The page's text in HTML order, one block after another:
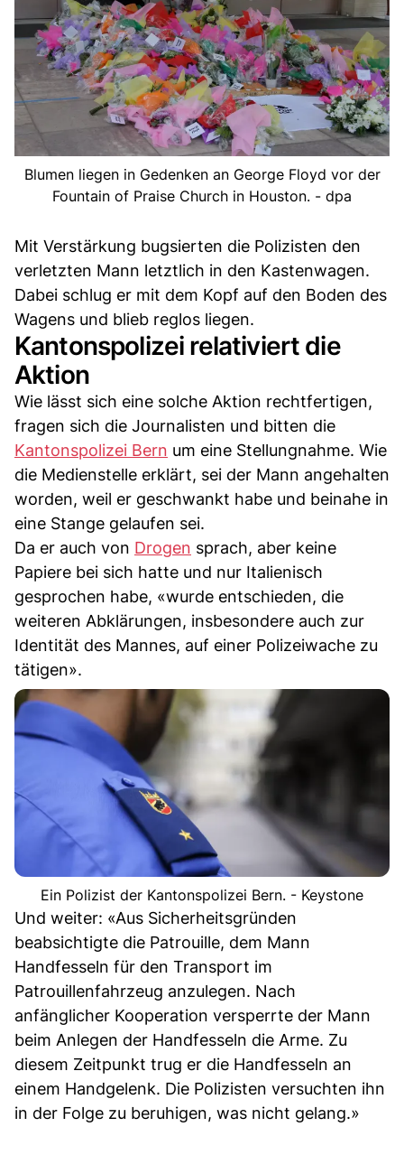
Blumen liegen in Gedenken an George Floyd vor der
Fountain of Praise Church in Houston. - dpa
Mit Verstärkung bugsierten die Polizisten den
verletzten Mann letztlich in den Kastenwagen.
Dabei schlug er mit dem Kopf auf den Boden des
Wagens und blieb reglos liegen.
Kantonspolizei relativiert die
Aktion
Wie lässt sich eine solche Aktion rechtfertigen,
fragen sich die Journalisten und bitten die
Kantonspolizei Bern um eine Stellungnahme. Wie
die Medienstelle erklärt, sei der Mann angehalten
worden, weil er geschwankt habe und beinahe in
eine Stange gelaufen sei.
Da er auch von Drogen sprach, aber keine
Papiere bei sich hatte und nur Italienisch
gesprochen habe, «wurde entschieden, die
weiteren Abklärungen, insbesondere auch zur
Identität des Mannes, auf einer Polizeiwache zu
tätigen».
Ein Polizist der Kantonspolizei Bern. - Keystone
Und weiter: «Aus Sicherheitsgründen
beabsichtigte die Patrouille, dem Mann
Handfesseln für den Transport im
Patrouillenfahrzeug anzulegen. Nach
anfänglicher Kooperation versperrte der Mann
beim Anlegen der Handfesseln die Arme. Zu
diesem Zeitpunkt trug er die Handfesseln an
einem Handgelenk. Die Polizisten versuchten ihn
in der Folge zu beruhigen, was nicht gelang.»